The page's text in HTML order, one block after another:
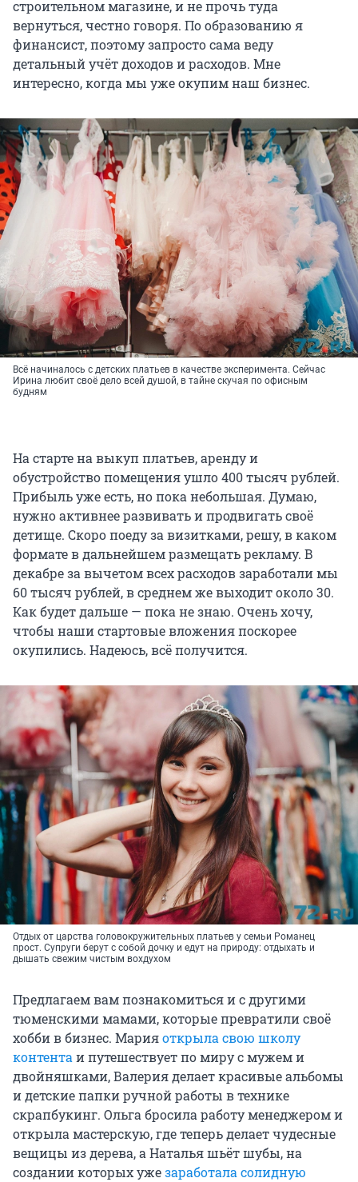
строительном магазине, и не прочь туда
вернуться, честно говоря. По образованию я
финансист, поэтому запросто сама веду
детальный учёт доходов и расходов. Мне
интересно, когда мы уже окупим наш бизнес.
Всё начиналось с детских платьев в качестве эксперимента. Сейчас
Ирина любит своё дело всей душой, в тайне скучая по офисным
будням
На старте на выкуп платьев, аренду и
обустройство помещения ушло 400 тысяч рублей.
Прибыль уже есть, но пока небольшая. Думаю,
нужно активнее развивать и продвигать своё
детище. Скоро поеду за визитками, решу, в каком
формате в дальнейшем размещать рекламу. В
декабре за вычетом всех расходов заработали мы
60 тысяч рублей, в среднем же выходит около 30.
Как будет дальше — пока не знаю. Очень хочу,
чтобы наши стартовые вложения поскорее
окупились. Надеюсь, всё получится.
Отдых от царства головокружительных платьев у семьи Романец
прост. Супруги берут с собой дочку и едут на природу: отдыхать и
дышать свежим чистым вохдухом
Предлагаем вам познакомиться и с другими
тюменскими мамами, которые превратили своё
хобби в бизнес. Марияоткрыла свою школу
контента и путешествует по миру с мужем и
двойняшками, Валерия делает красивые альбомы
и детские папки ручной работы в технике
скрапбукинг. Ольга бросила работу менеджером и
открыла мастерскую, где теперь делает чудесные
вещицы из дерева, а Наталья шьёт шубы, на
создании которых ужезаработала солидную